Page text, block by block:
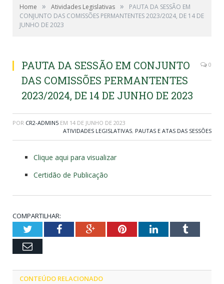
Home » Atividades Legislativas »
PAUTA DA SESSÃO EM
CONJUNTO DAS COMISSÕES PERMANTENTES 2023/2024, DE 14 DE
JUNHO DE 2023
PAUTA DA SESSÃO EM CONJUNTO
DAS COMISSÕES PERMANTENTES
2023/2024, DE 14 DE JUNHO DE 2023
0
POR CR2-ADMIN5 EM 14 DE JUNHO DE 2023
ATIVIDADES LEGISLATIVAS, PAUTAS E ATAS DAS SESSÕES
Clique aqui para visualizar
Certidão de Publicação
COMPARTILHAR:
TwitterFacebookGoogle+PinterestLinkedInTumblr
Email
CONTEÚDO RELACIONADO